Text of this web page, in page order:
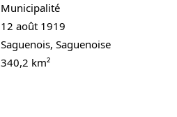
Municipalité
12 août 1919
Saguenois, Saguenoise
340,2 km²